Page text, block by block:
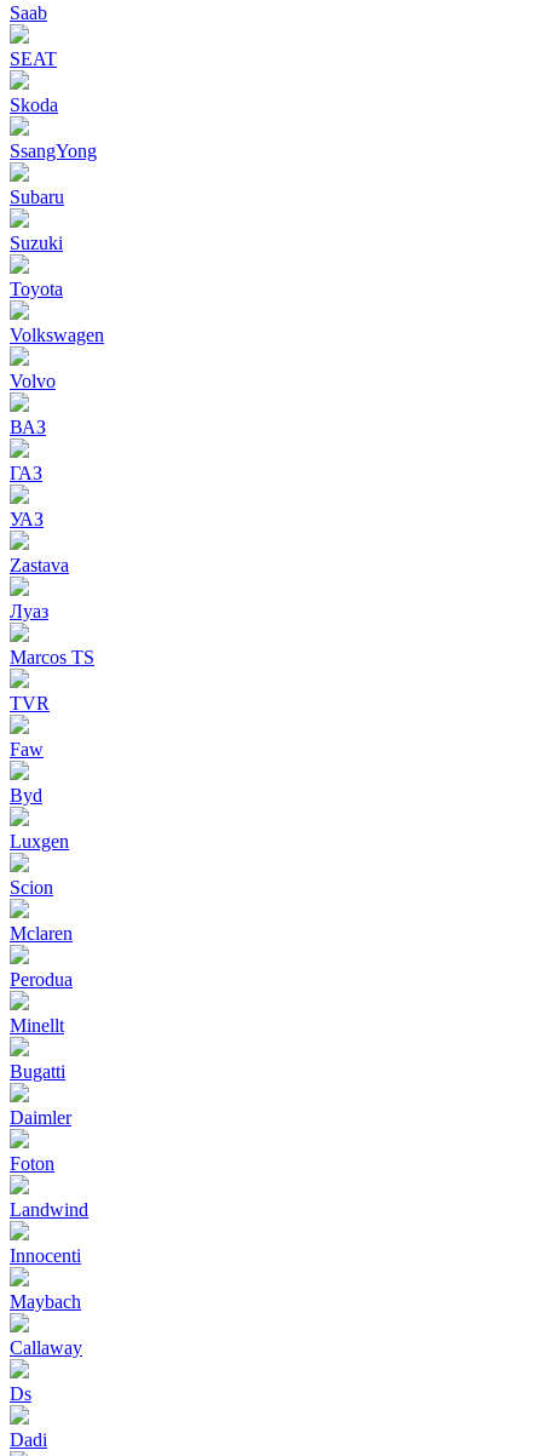
Saab
SEAT
Skoda
SsangYong
Subaru
Suzuki
Toyota
Volkswagen
Volvo
ВАЗ
ГАЗ
УАЗ
Zastava
Луаз
Marcos TS
TVR
Faw
Byd
Luxgen
Scion
Mclaren
Perodua
Minellt
Bugatti
Daimler
Foton
Landwind
Innocenti
Maybach
Callaway
Ds
Dadi